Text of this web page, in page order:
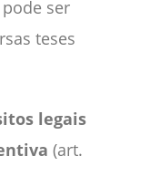
ser
teses
legais
(art.